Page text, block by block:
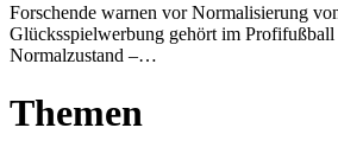
Forschende warnen vor Normalisierung
Glücksspielwerbung gehört im
Normalzustand –…
Themen